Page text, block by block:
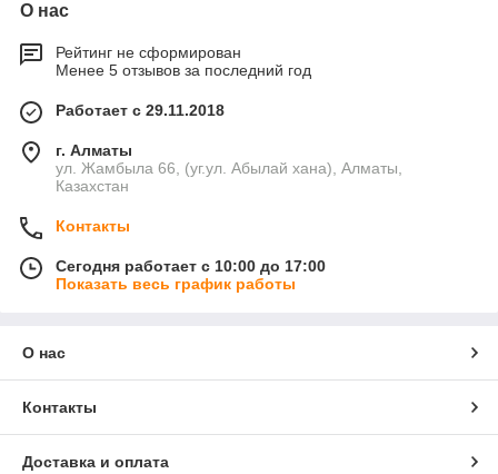
О нас
Рейтинг не сформирован
Менее 5 отзывов за последний год
Работает с 29.11.2018
г. Алматы
ул. Жамбыла 66, (уг.ул. Абылай хана), Алматы,
Казахстан
Контакты
Сегодня работает с 10:00 до 17:00
Показать весь график работы
О нас
Контакты
Доставка и оплата